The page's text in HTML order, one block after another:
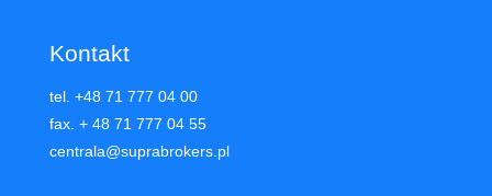
Kontakt
tel. +48 71 777 04 00
fax. + 48 71 777 04 55
centrala@suprabrokers.pl